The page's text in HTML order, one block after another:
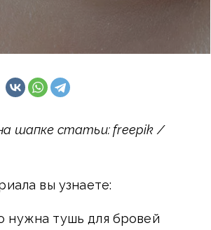
шапке статьи: freepik /
вы узнаете:
нужна тушь для бровей